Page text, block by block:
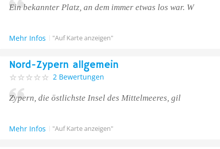
Ein bekannter Platz, an dem immer etwas los war. W
Mehr Infos "Auf Karte anzeigen"
Nord-Zypern allgemein
2 Bewertungen
Zypern, die östlichste Insel des Mittelmeeres, gil
Mehr Infos "Auf Karte anzeigen"